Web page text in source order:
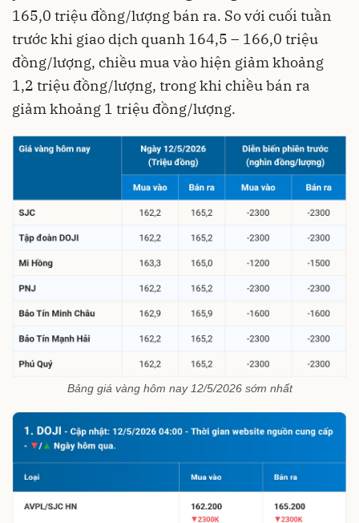
165,0 triệu đồng/lượng bán ra. So với cuối tuần
trước khi giao dịch quanh 164,5 – 166,0 triệu
đồng/lượng, chiều mua vào hiện giảm khoảng
1,2 triệu đồng/lượng, trong khi chiều bán ra
giảm khoảng 1 triệu đồng/lượng.
Bảng giá vàng hôm nay 12/5/2026 sớm nhất